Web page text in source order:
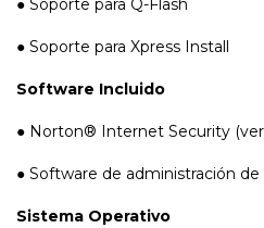
● Soporte para Xpress Install
Software Incluido
● Norton® Internet Security
● Software de administración
Sistema Operativo